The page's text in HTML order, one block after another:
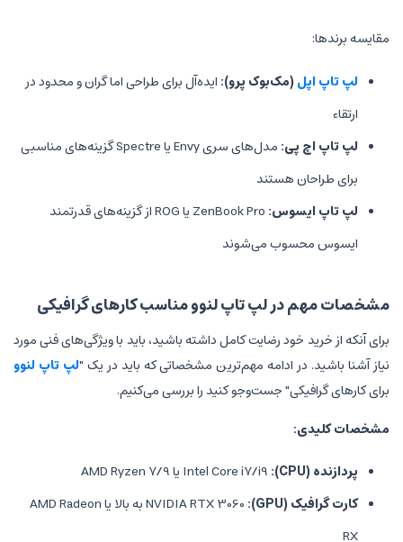
پرو):ایده‌آل برای طراحی اما گران و محدود در
مدل‌های سری Envy یا Spectre گزینه‌های مناسبی
ZenBook Pro یا ROG از گزینه‌های قدرتمند
می‌شوند
تاپ لنوو مناسب کارهای گرافیکی
رضایت کامل داشته باشید، باید با ویژگی‌های فنی مورد
مهم‌ترین مشخصاتی که باید در یک "لپ تاپ لنوو
جست‌وجو کنید را بررسی می‌کنیم.
NVIDIA RTX 3060 به بالا یا AMD Radeon